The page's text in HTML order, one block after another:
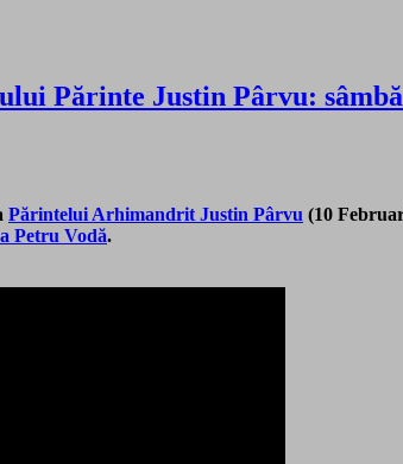
Părinte Justin Pârvu:
Părintelui Arhimandrit Justin Pârvu (10
Petru Vodă.